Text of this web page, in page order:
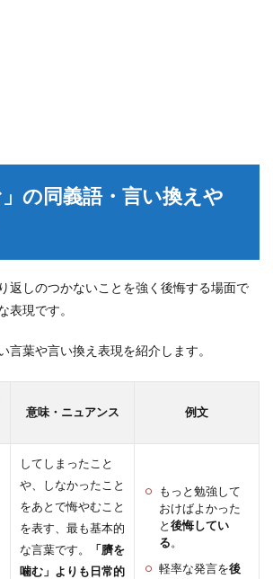
」の同義語・言い換えや
返しのつかないことを強く後悔する場面で
表現です。
言葉や言い換え表現を紹介します。
意味・ニュアンス 例文
してしまったこと
や、しなかったこと
をあとで悔やむこと
を表す、最も基本的
な言葉です。
「臍を
噛む」よりも日常的
もっと勉強して
おけばよかった
と 後悔してい
る。
軽率な発言を後